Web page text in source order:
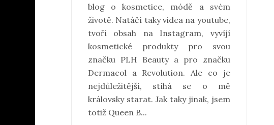
blog o kosmetice, módě a svém
životě. Natáčí taky videa na youtube,
tvoří obsah na Instagram, vyvíjí
kosmetické produkty pro svou
značku PLH Beauty a pro značku
Dermacol a Revolution. Ale co je
nejdůležitější, stíhá se o mě
královsky starat. Jak taky jinak, jsem
totiž Queen B...